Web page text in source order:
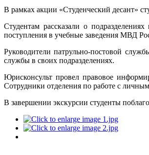
В рамках акции «Студенческий десант»
Студентам рассказали о
поступления в учебные заведения МВД
Руководители патрульно-постовой
службы в своих подразделениях.
Юрисконсульт провел правовое
Сотрудники отделения по работе с
В завершении экскурсии студенты